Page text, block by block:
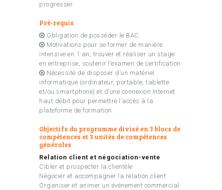
progresser
Pré-requis
Obligation de posséder le BAC
Motivations pour se former de manière
intensive en 1 an, trouver et réaliser un stage
en entreprise, soutenir l’examen de certification
Nécessité de disposer d’un matériel
informatique (ordinateur, portable, tablette
et/ou smartphone) et d’une connexion Internet
haut débit pour permettre l’accès à la
plateforme de formation
Objectifs du programme divisé en 3 blocs de
compétences et 3 unités de compétences
générales
Relation client et négociation-vente
Cibler et prospecter la clientèle
Négocier et accompagner la relation client
Organiser et animer un événement commercial